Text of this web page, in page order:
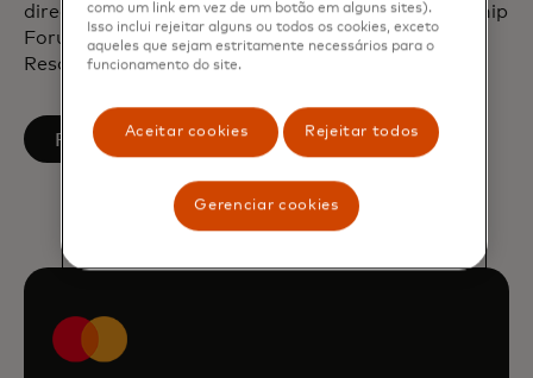
directors of IBM, the US-India Strategic Partnership
Forum, the Metropolitan Opera and the World
Resources Institute.
Follow on LinkedIn
abre em uma nova guia
como um link em vez de um botão em alguns sites).
Isso inclui rejeitar alguns ou todos os cookies, exceto
aqueles que sejam estritamente necessários para o
funcionamento do site.
Aceitar cookies Rejeitar todos
Gerenciar cookies